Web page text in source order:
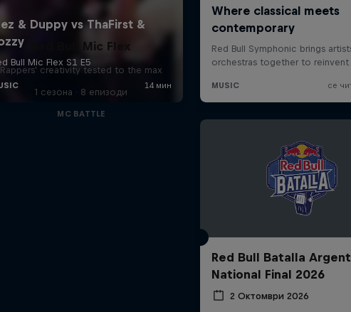
Red Bull Mic Flex
Rappers' creativity tested to the max
1 сезона · 8 епизоди
MC BATTLE
Red Bull Batalla
National Final 2026
2 Октомври 2026